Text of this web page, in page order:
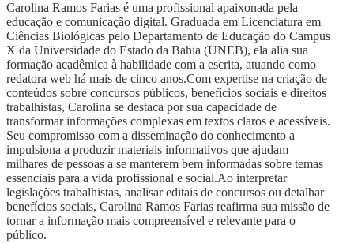
Carolina Ramos Farias é uma profissional apaixonada pela
educação e comunicação digital. Graduada em Licenciatura em
Ciências Biológicas pelo Departamento de Educação do Campus
X da Universidade do Estado da Bahia (UNEB), ela alia sua
formação acadêmica à habilidade com a escrita, atuando como
redatora web há mais de cinco anos.Com expertise na criação de
conteúdos sobre concursos públicos, benefícios sociais e direitos
trabalhistas, Carolina se destaca por sua capacidade de
transformar informações complexas em textos claros e acessíveis.
Seu compromisso com a disseminação do conhecimento a
impulsiona a produzir materiais informativos que ajudam
milhares de pessoas a se manterem bem informadas sobre temas
essenciais para a vida profissional e social.Ao interpretar
legislações trabalhistas, analisar editais de concursos ou detalhar
benefícios sociais, Carolina Ramos Farias reafirma sua missão de
tornar a informação mais compreensível e relevante para o
público.